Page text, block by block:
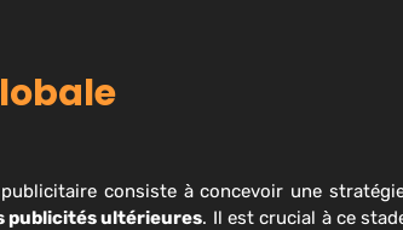
consiste à concevoir une
publicités ultérieures. Il est crucial à ce